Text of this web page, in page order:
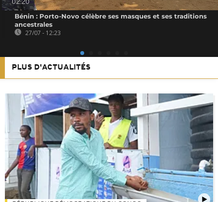
02:20
Bénin : Porto-Novo célèbre ses masques et ses traditions
ancestrales
27/07 - 12:23
PLUS D'ACTUALITÉS